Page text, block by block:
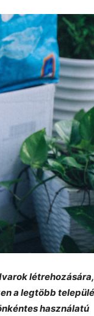
létrehozására,
a legtöbb
használatú